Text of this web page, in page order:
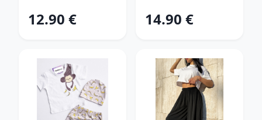
12.90 € 14.90 €